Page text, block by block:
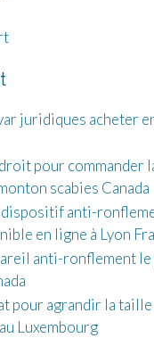
juridiques acheter
pour commander
scabies Canada
dispositif anti-
en ligne à Lyon
anti-ronflement
pour agrandir la taille
Luxembourg